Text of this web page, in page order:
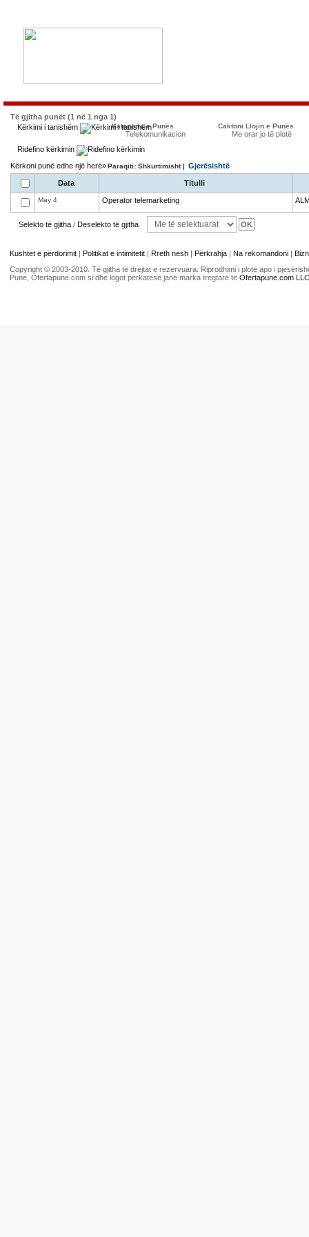
Të gjitha punët (1 në 1 nga 1)
Kërkimi i tanishëm
Kategoria e Punës
Telekomunikacion
Caktoni Llojin e Punës
Me orar jo të plotë
Ridefino kërkimin
Kërkoni punë edhe një herë»Paraqiti: Shkurtimisht | Gjerësishtë
Data Titulli
May 4 Operator telemarketing
Selekto të gjitha / Deselekto të gjitha
Kushtet e përdorimit | Politikat e intimitetit | Rreth nesh | Përkrahja | Na rekomandoni |
Copyright © 2003-2010. Të gjitha të drejtat e rezervuara. Riprodhimi i plotë apo i
Pune, Ofertapune.com si dhe logot përkatëse janë marka tregtare të Ofertapune.com LLC